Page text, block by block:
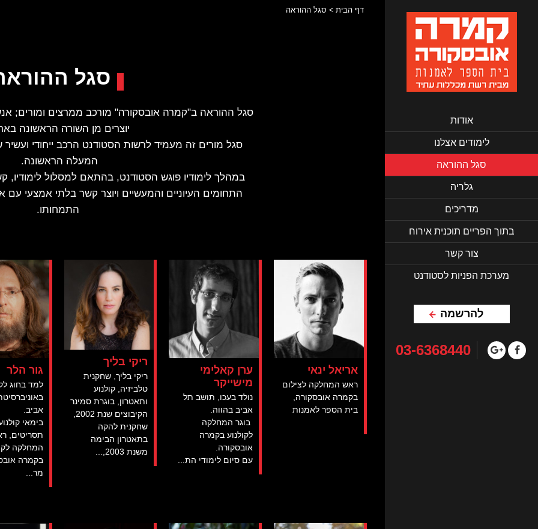
אודות
לימודים אצלנו
סגל ההוראה
גלריה
מדריכים
בתוך הפריים תוכנית אירוח
צור קשר
מערכת הפניות לסטודנט
להרשמה
03-6368440
דף הבית סגל ההוראה
סגל
סגל ההוראה ב"קמרה אובסקורה" מורכב ממרצים ומורים;
יוצרים מן השורה הראשונה
סגל מורים זה מעמיד לרשות הסטודנט הרכב ייחודי ועשיר
המעלה הראשונה.
במהלך לימודיו פוגש הסטודנט, בהתאם למסלול לימודיו,
התחומים העיוניים והמעשיים ויוצר קשר בלתי אמצעי
התמחותו.
אריאל ינאי
ראש המחלקה לצילום
בקמרה אובסקורה,
בית הספר לאמנות
ערן קאלימי
מישייקר
נולד בעכו, תושב תל
אביב בהווה.
בוגר המחלקה
לקולנוע בקמרה
אובסקורה.
עם סיום לימודי הת...
ריקי בליך
ריקי בליך, שחקנית
טלביזיה, קולנוע
ותאטרון, בוגרת סמינר
שחקנית להקה
בתאטרון הבימה
משנת 2003,...
גור הלר
למד בחוג
אביב.
בימאי
תסריטים,
המחלקה
בקמרה
מר...